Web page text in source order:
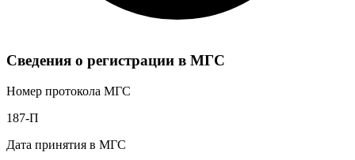
Сведения о регистрации в МГС
Номер протокола МГС
187-П
Дата принятия в МГС